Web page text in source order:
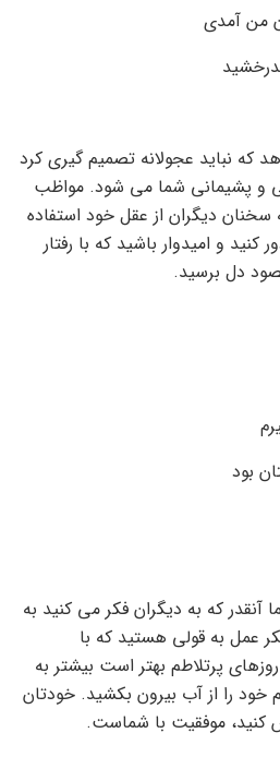
من آمدی
که نباید عجولانه تصمیم گیری کرد
و پشیمانی شما می شود. مواظب
دیگران از عقل خود استفاده
کنید و امیدوار باشید که با رفتار
دل برسید.
بود
که به دیگران فکر می کنید به
عمل به قولی هستید که با
پرتلاطم بهتر است بیشتر به
خود را از آب بیرون بکشید. خودتان
کنید، موفقیت با شماست.